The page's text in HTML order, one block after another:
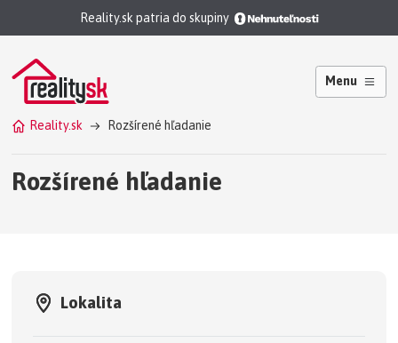
Reality.sk patria do skupiny
Menu
Reality.sk Rozšírené hľadanie
Rozšírené hľadanie
Lokalita